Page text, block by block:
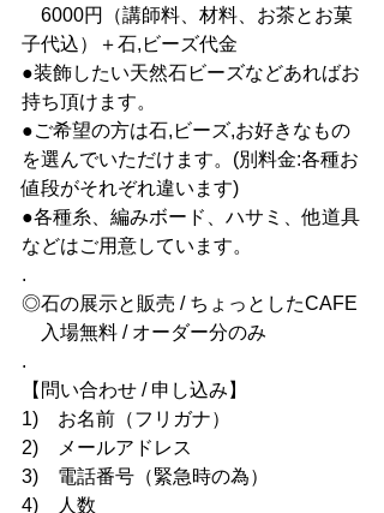
6000円（講師料、材料、お茶とお菓
子代込）＋石,ビーズ代金
●装飾したい天然石ビーズなどあればお
持ち頂けます。
●ご希望の方は石,ビーズ,お好きなもの
を選んでいただけます。(別料金:各種お
値段がそれぞれ違います)
●各種糸、編みボード、ハサミ、他道具
などはご用意しています。
.
◎石の展示と販売 / ちょっとしたCAFE
入場無料 / オーダー分のみ
.
【問い合わせ / 申し込み】
1)　お名前（フリガナ）
2)　メールアドレス
3)　電話番号（緊急時の為）
4)　人数